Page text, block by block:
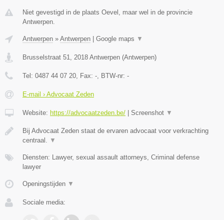
Niet gevestigd in de plaats Oevel, maar wel in de provincie
Antwerpen.
Antwerpen » Antwerpen Google maps ▼
Brusselstraat 51, 2018 Antwerpen (Antwerpen)
Tel: 0487 44 07 20, Fax: -, BTW-nr: -
E-mail › Advocaat Zeden
Website: https://advocaatzeden.be/ Screenshot ▼
Bij Advocaat Zeden staat de ervaren advocaat voor verkrachting
centraal. ▼
Diensten: Lawyer, sexual assault attorneys, Criminal defense
lawyer
Openingstijden ▼
Sociale media: